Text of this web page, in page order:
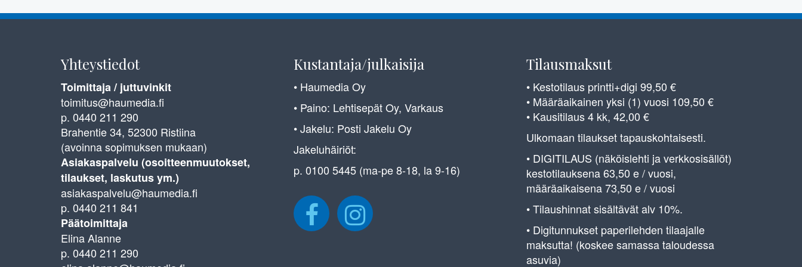
Yhteystiedot
Toimittaja / juttuvinkit
toimitus@haumedia.fi
p. 0440 211 290
Brahentie 34, 52300 Ristiina
(avoinna sopimuksen mukaan)
Asiakaspalvelu (osoitteenmuutokset,
tilaukset, laskutus ym.)
asiakaspalvelu@haumedia.fi
p. 0440 211 841
Päätoimittaja
Elina Alanne
p. 0440 211 290
Kustantaja/julkaisija
• Haumedia Oy
• Paino: Lehtisepät Oy, Varkaus
• Jakelu: Posti Jakelu Oy
Jakeluhäiriöt:
p. 0100 5445 (ma-pe 8-18, la 9-16)
Tilausmaksut
• Kestotilaus printti+digi 99,50 €
• Määräaikainen yksi (1) vuosi 109,50 €
• Kausitilaus 4 kk, 42,00 €
Ulkomaan tilaukset tapauskohtaisesti.
• DIGITILAUS (näköislehti ja verkkosisällöt)
kestotilauksena 63,50 e / vuosi,
määräaikaisena 73,50 e / vuosi
• Tilaushinnat sisältävät alv 10%.
• Digitunnukset paperilehden tilaajalle
maksutta! (koskee samassa taloudessa
asuvia)